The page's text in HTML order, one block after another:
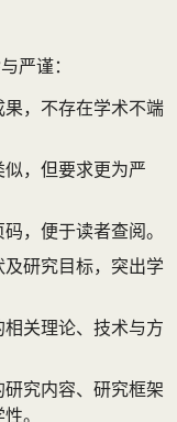
严谨：
果，不存在学术不端
似，但要求更为严
，便于读者查阅。
及研究目标，突出学
关理论、技术与方
究内容、研究框架
。